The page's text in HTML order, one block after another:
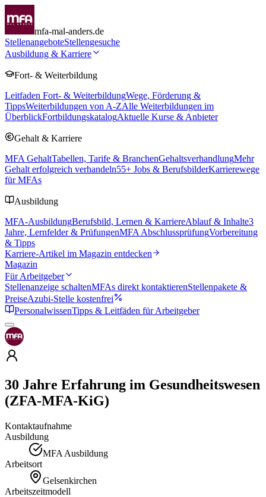
mfa-mal-anders.de
StellenangeboteStellengesuche
Ausbildung & Karriere
Fort- & Weiterbildung
Leitfaden Fort- & WeiterbildungWege, Förderung &
TippsWeiterbildungen von A-ZAlle Weiterbildungen im
ÜberblickFortbildungskatalogAktuelle Kurse & Anbieter
Gehalt & Karriere
MFA GehaltTabellen, Tarife & BranchenGehaltsverhandlungMehr
Gehalt erfolgreich verhandeln55+ Jobs & BerufsbilderKarrierewege
für MFAs
Ausbildung
MFA-AusbildungBerufsbild, Lernen & KarriereAblauf & Inhalte3
Jahre, Lernfelder & PrüfungenMFA AbschlussprüfungVorbereitung
& Tipps
Karriere-Artikel im Magazin entdecken
Magazin
Für Arbeitgeber
Stellenanzeige schaltenMFAs direkt kontaktierenStellenpakete &
PreiseAzubi-Stelle kostenfrei
PersonalwissenTipps & Leitfäden für Arbeitgeber
30 Jahre Erfahrung im Gesundheitswesen
(ZFA-MFA-KiG)
Kontaktaufnahme
Ausbildung
MFA Ausbildung
Arbeitsort
Gelsenkirchen
Arbeitszeitmodell